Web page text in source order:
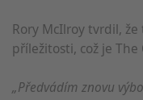
Rory McIlroy tvrdil,
příležitosti, což je The
„Předvádím znovu